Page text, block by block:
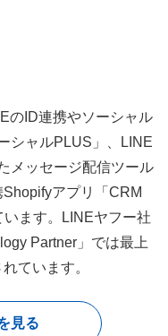
のID連携やソーシャル
シャルPLUS」、LINE
メッセージ配信ツール
Shopifyアプリ「CRM
ます。LINEヤフー社
Partner」では最上
ています。
見る